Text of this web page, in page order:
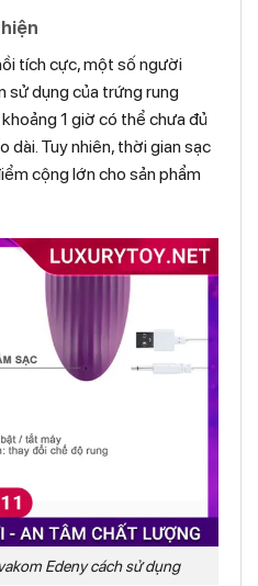
tích cực, một số người
sử dụng của trứng rung
1 giờ có thể chưa đủ
dài. Tuy nhiên, thời gian sạc
cộng lớn cho sản phẩm
Edeny cách sử dụng